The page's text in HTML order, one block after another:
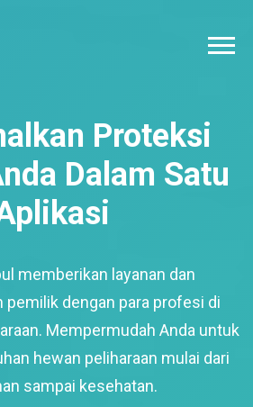
Proteksi
Dalam Satu
memberikan layanan dan
pemilik dengan para profesi di
Mempermudah Anda untuk
hewan peliharaan mulai dari
sampai kesehatan.